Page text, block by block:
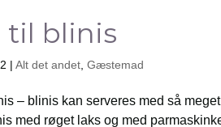
til blinis
| Alt det andet Gæstemad
– blinis kan serveres med så
med røget laks og med